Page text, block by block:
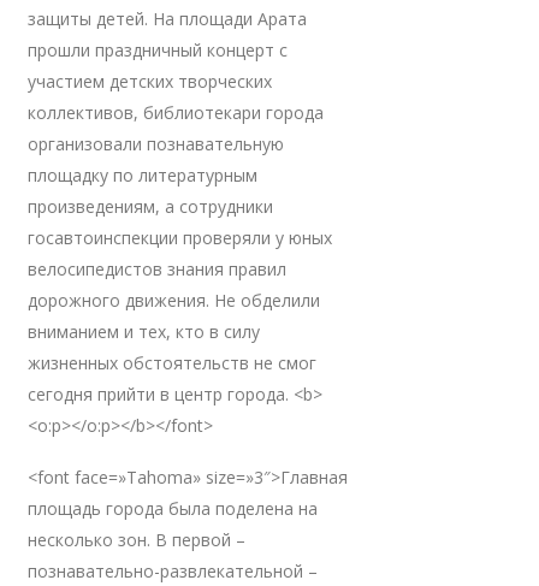
защиты детей. На площади Арата
прошли праздничный концерт с
участием детских творческих
коллективов, библиотекари города
организовали познавательную
площадку по литературным
произведениям, а сотрудники
госавтоинспекции проверяли у юных
велосипедистов знания правил
дорожного движения. Не обделили
вниманием и тех, кто в силу
жизненных обстоятельств не смог
сегодня прийти в центр города. <b>
<o:p></o:p></b></font>
<font face=»Tahoma» size=»3″>Главная
площадь города была поделена на
несколько зон. В первой –
познавательно-развлекательной –